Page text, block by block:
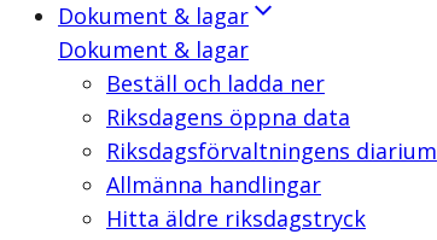
Dokument & lagar
Dokument & lagar
Beställ och ladda ner
Riksdagens öppna data
Riksdagsförvaltningens diarium
Allmänna handlingar
Hitta äldre riksdagstryck